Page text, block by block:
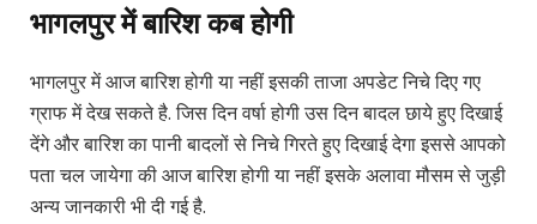
भागलपुर में बारिश कब होगी
भागलपुर में आज बारिश होगी या नहीं इसकी ताजा अपडेट निचे दिए गए
ग्राफ में देख सकते है. जिस दिन वर्षा होगी उस दिन बादल छाये हुए दिखाई
देंगे और बारिश का पानी बादलों से निचे गिरते हुए दिखाई देगा इससे आपको
पता चल जायेगा की आज बारिश होगी या नहीं इसके अलावा मौसम से जुड़ी
अन्य जानकारी भी दी गई है.